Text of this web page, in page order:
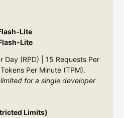
Lite
Lite
Day (RPD) | 15 Requests Per
Per Minute (TPM).
for a single developer
Limits)